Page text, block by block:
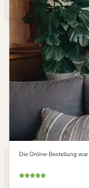
Die Online-Bestellung war